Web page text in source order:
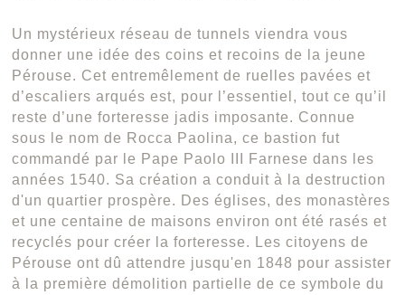
Un mystérieux réseau de tunnels viendra vous
donner une idée des coins et recoins de la jeune
Pérouse. Cet entremêlement de ruelles pavées et
d’escaliers arqués est, pour l’essentiel, tout ce qu’il
reste d’une forteresse jadis imposante. Connue
sous le nom de Rocca Paolina, ce bastion fut
commandé par le Pape Paolo III Farnese dans les
années 1540. Sa création a conduit à la destruction
d'un quartier prospère. Des églises, des monastères
et une centaine de maisons environ ont été rasés et
recyclés pour créer la forteresse. Les citoyens de
Pérouse ont dû attendre jusqu'en 1848 pour assister
à la première démolition partielle de ce symbole du